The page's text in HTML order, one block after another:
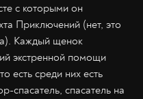
с которыми он
Приключений (нет, это
Каждый щенок
экстренной помощи
есть среди них есть
спасатель, спасатель на